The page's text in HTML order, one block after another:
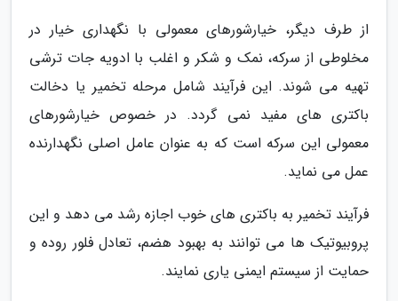
از طرف دیگر، خیارشورهای معمولی با نگهداری خیار در
مخلوطی از سرکه، نمک و شکر و اغلب با ادویه جات ترشی
تهیه می شوند. این فرآیند شامل مرحله تخمیر یا دخالت
باکتری های مفید نمی گردد. در خصوص خیارشورهای
معمولی این سرکه است که به عنوان عامل اصلی نگهدارنده
عمل می نماید.
فرآیند تخمیر به باکتری های خوب اجازه رشد می دهد و این
پروبیوتیک ها می توانند به بهبود هضم، تعادل فلور روده و
حمایت از سیستم ایمنی یاری نمایند.